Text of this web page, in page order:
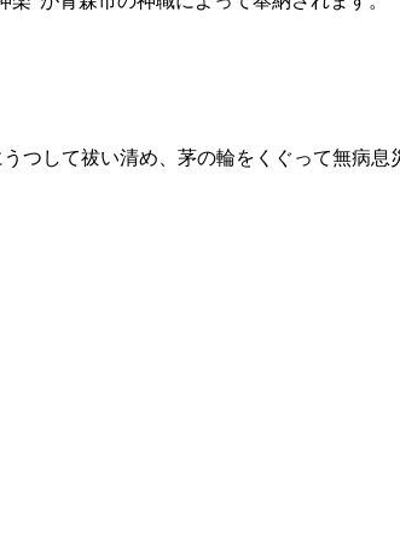
つして祓い清め、茅の輪をくぐって無病息